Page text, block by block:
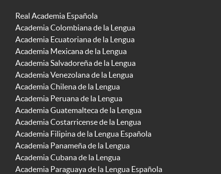
Real Academia Española
Academia Colombiana de la Lengua
Academia Ecuatoriana de la Lengua
Academia Mexicana de la Lengua
Academia Salvadoreña de la Lengua
Academia Venezolana de la Lengua
Academia Chilena de la Lengua
Academia Peruana de la Lengua
Academia Guatemalteca de la Lengua
Academia Costarricense de la Lengua
Academia Filipina de la Lengua Española
Academia Panameña de la Lengua
Academia Cubana de la Lengua
Academia Paraguaya de la Lengua Española